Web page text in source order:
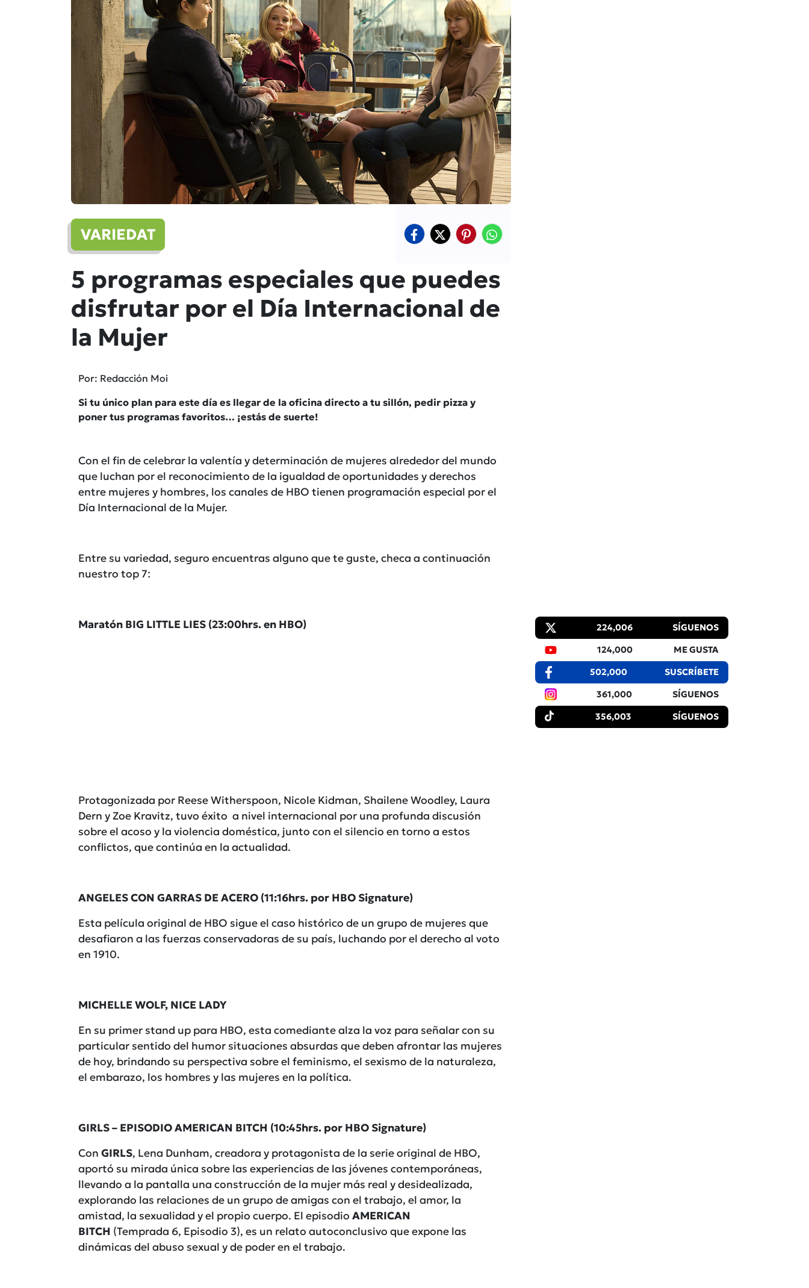
VARIEDAT
5 programas especiales que puedes
disfrutar por el Día Internacional de
la Mujer
Por: Redacción Moi
Si tu único plan para este día es llegar de la oficina directo a tu sillón, pedir pizza y
poner tus programas favoritos… ¡estás de suerte!
Con el fin de celebrar la valentía y determinación de mujeres alrededor del mundo
que luchan por el reconocimiento de la igualdad de oportunidades y derechos
entre mujeres y hombres, los canales de HBO tienen programación especial por el
Día Internacional de la Mujer.
Entre su variedad, seguro encuentras alguno que te guste, checa a continuación
nuestro top 7:
Maratón BIG LITTLE LIES (23:00hrs. en HBO)
Protagonizada por Reese Witherspoon, Nicole Kidman, Shailene Woodley, Laura
Dern y Zoe Kravitz, tuvo éxito a nivel internacional por una profunda discusión
sobre el acoso y la violencia doméstica, junto con el silencio en torno a estos
conflictos, que continúa en la actualidad.
ANGELES CON GARRAS DE ACERO (11:16hrs. por HBO Signature)
Esta película original de HBO sigue el caso histórico de un grupo de mujeres que
desafiaron a las fuerzas conservadoras de su país, luchando por el derecho al voto
en 1910.
MICHELLE WOLF, NICE LADY
En su primer stand up para HBO, esta comediante alza la voz para señalar con su
particular sentido del humor situaciones absurdas que deben afrontar las mujeres
de hoy, brindando su perspectiva sobre el feminismo, el sexismo de la naturaleza,
el embarazo, los hombres y las mujeres en la política.
GIRLS – EPISODIO AMERICAN BITCH (10:45hrs. por HBO Signature)
Con GIRLS, Lena Dunham, creadora y protagonista de la serie original de HBO,
aportó su mirada única sobre las experiencias de las jóvenes contemporáneas,
llevando a la pantalla una construcción de la mujer más real y desidealizada,
explorando las relaciones de un grupo de amigas con el trabajo, el amor, la
amistad, la sexualidad y el propio cuerpo. El episodio AMERICAN
BITCH (Temprada 6, Episodio 3), es un relato autoconclusivo que expone las
dinámicas del abuso sexual y de poder en el trabajo.
224,006 SÍGUENOS
124,000 ME GUSTA
502,000 SUSCRÍBETE
361,000 SÍGUENOS
356,003 SÍGUENOS